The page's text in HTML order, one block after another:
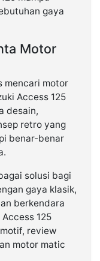
gaya
Motor
mencari motor
Access 125
desain,
retro yang
benar-benar
solusi bagi
gaya klasik,
berkendara
125
review
motor matic